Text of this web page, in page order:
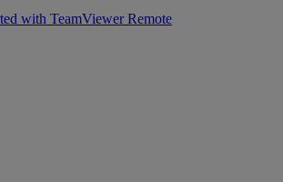
with TeamViewer Remote